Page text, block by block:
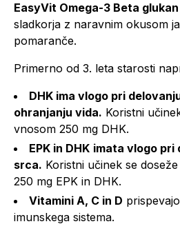
EasyVit Omega-3 Beta
sladkorja z naravnim okusom
pomaranče.
Primerno od 3. leta starosti
DHK ima vlogo pri
ohranjanju vida. Koristni
vnosom 250 mg DHK.
EPK in DHK imata vlogo pri
srca. Koristni učinek se
250 mg EPK in DHK.
Vitamini A, C in D
imunskega sistema.